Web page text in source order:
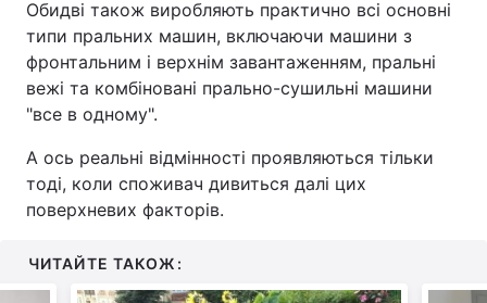
Обидві також виробляють практично всі основні
типи пральних машин, включаючи машини з
фронтальним і верхнім завантаженням, пральні
вежі та комбіновані прально-сушильні машини
"все в одному".
А ось реальні відмінності проявляються тільки
тоді, коли споживач дивиться далі цих
поверхневих факторів.
ЧИТАЙТЕ ТАКОЖ: